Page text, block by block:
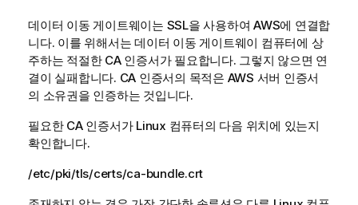
데이터 이동 게이트웨이는 SSL을 사용하여 AWS에 연결합
니다. 이를 위해서는 데이터 이동 게이트웨이 컴퓨터에 상
주하는 적절한 CA 인증서가 필요합니다. 그렇지 않으면 연
결이 실패합니다. CA 인증서의 목적은 AWS 서버 인증서
의 소유권을 인증하는 것입니다.
필요한 CA 인증서가 Linux 컴퓨터의 다음 위치에 있는지
확인합니다.
/etc/pki/tls/certs/ca-bundle.crt